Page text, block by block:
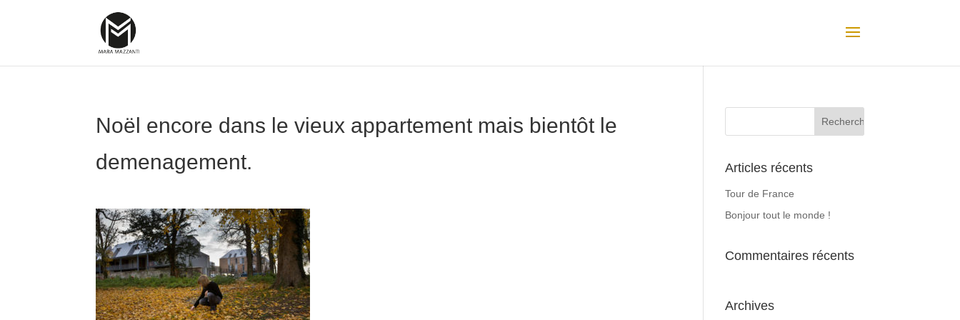
Noël encore dans le vieux appartement mais bientôt le
demenagement.
Articles récents
Tour de France
Bonjour tout le monde !
Commentaires récents
Archives